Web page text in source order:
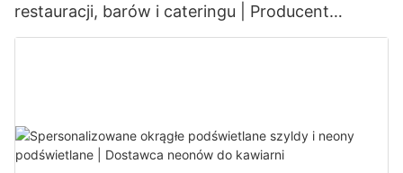
restauracji, barów i cateringu | Producent
wyświetlaczy LED